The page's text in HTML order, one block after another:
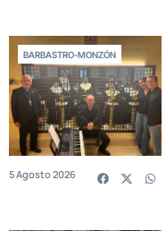
BARBASTRO-MONZÓN
5 Agosto 2026